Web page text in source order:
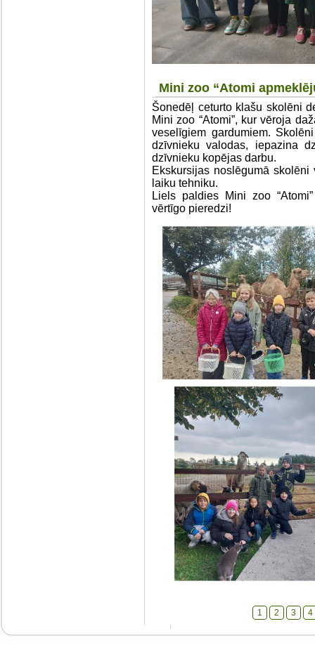
Mini zoo “Atomi
Šonedēļ ceturto klašu skolēni
Mini zoo “Atomi”, kur vēroja
veselīgiem gardumiem.
dzīvnieku valodas, iepazina
dzīvnieku kopējas darbu.
Ekskursijas noslēgumā
laiku tehniku.
Liels paldies Mini zoo
vērtīgo pieredzi!
1 2 3 4